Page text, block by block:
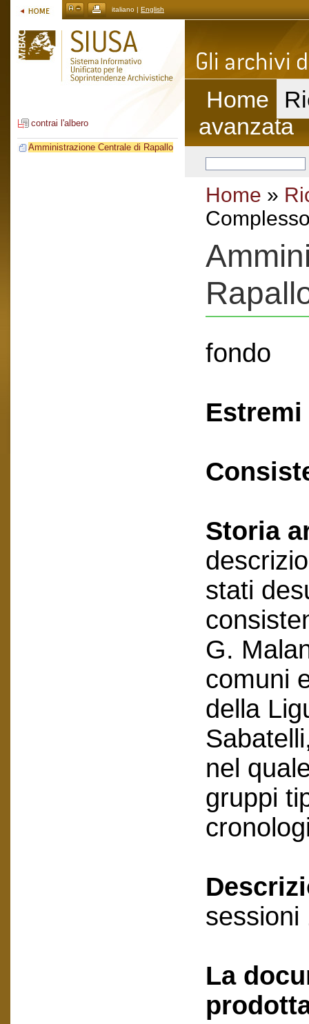
italiano | English
contrai l'albero
Amministrazione Centrale di Rapallo
Home
avanzata
Home »
fondo
Storia
stati
G.
comuni
della
nel
gruppi
sessioni
La